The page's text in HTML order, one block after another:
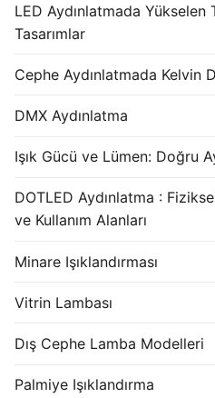
LED Aydınlatmada
Tasarımlar
Cephe Aydınlatmada Kelvin
DMX Aydınlatma
Işık Gücü ve Lümen: Doğru
DOTLED Aydınlatma :
ve Kullanım Alanları
Minare Işıklandırması
Vitrin Lambası
Dış Cephe Lamba Modelleri
Palmiye Işıklandırma